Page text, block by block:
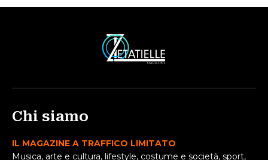
Chi siamo
IL MAGAZINE A TRAFFICO LIMITATO
Musica, arte e cultura, lifestyle, costume e società, sport,